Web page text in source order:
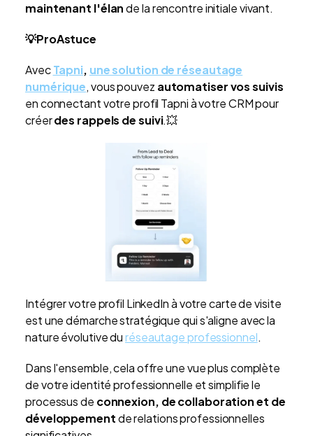
maintenant l'élande la rencontre initiale vivant.
💡ProAstuce
AvecTapni, une solution de réseautage
numérique, vous pouvez automatiser vos suivis
en connectant votre profil Tapni à votre CRM pour
créerdes rappels de suivi.💥
Intégrer votre profil LinkedIn à votre carte de visite
est une démarche stratégique qui s'aligne avec la
nature évolutive duréseautage professionnel.
Dans l'ensemble, cela offre une vue plus complète
de votre identité professionnelle et simplifie le
processus de connexion, de collaboration et de
développementde relations professionnelles